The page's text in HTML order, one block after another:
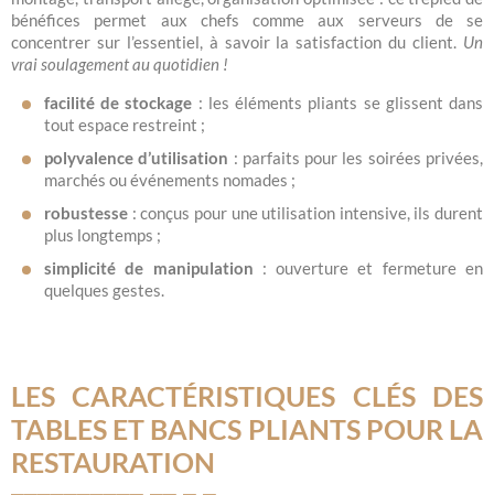
bénéfices permet aux chefs comme aux serveurs de se
concentrer sur l’essentiel, à savoir la satisfaction du client. Un
vrai soulagement au quotidien !
facilité de stockage : les éléments pliants se glissent dans
tout espace restreint ;
polyvalence d’utilisation : parfaits pour les soirées privées,
marchés ou événements nomades ;
robustesse : conçus pour une utilisation intensive, ils durent
plus longtemps ;
simplicité de manipulation : ouverture et fermeture en
quelques gestes.
LES CARACTÉRISTIQUES CLÉS DES
TABLES ET BANCS PLIANTS POUR LA
RESTAURATION